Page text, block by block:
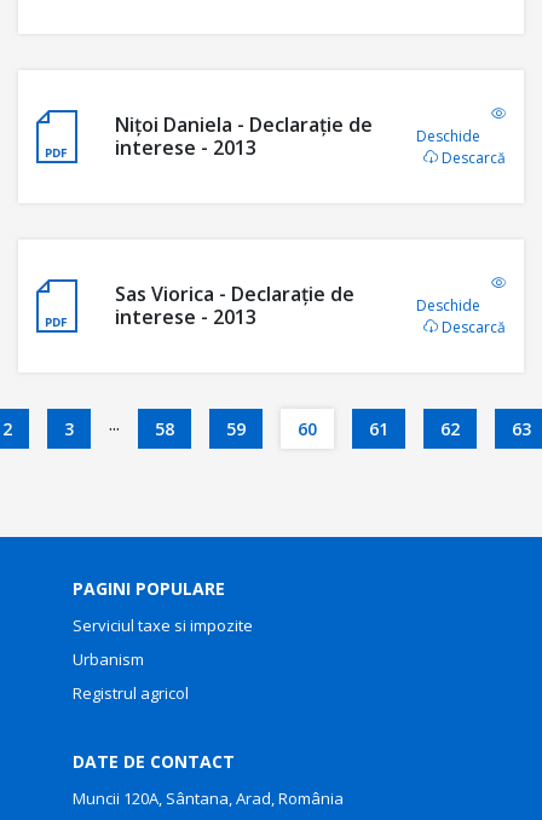
Nițoi Daniela - Declaraţie de
interese - 2013
Deschide
Descarcă
Sas Viorica - Declaraţie de
interese - 2013
Deschide
Descarcă
2 3 ... 58 59 60 61 62 63
PAGINI POPULARE
Serviciul taxe si impozite
Urbanism
Registrul agricol
DATE DE CONTACT
Muncii 120A, Sântana, Arad, România